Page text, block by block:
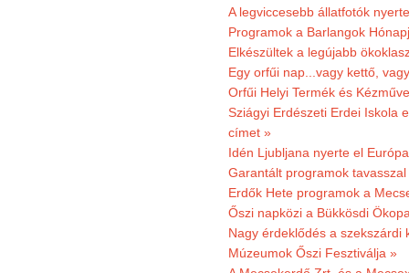
A legviccesebb állatfotók
Programok a Barlangok
Elkészültek a legújabb
Egy orfűi nap...vagy kettő,
Orfűi Helyi Termék és
Sziágyi Erdészeti Erdei Iskola
címet »
Idén Ljubljana nyerte el
Garantált programok tavasszal
Erdők Hete programok a
Őszi napközi a Bükkösdi
Nagy érdeklődés a szekszárdi
Múzeumok Őszi Fesztiválja »